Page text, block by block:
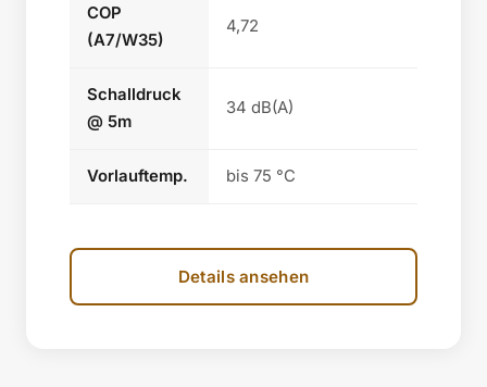
COP
(A7/W35)
4,72
Schalldruck
@ 5m
34 dB(A)
Vorlauftemp. bis 75 °C
Details ansehen